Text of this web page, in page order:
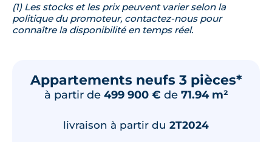
(1) Les stocks et les prix peuvent varier selon la
politique du promoteur, contactez-nous pour
connaître la disponibilité en temps réel.
Appartements neufs 3 pièces*
à partir de 499 900 € de 71.94 m²
livraison à partir du 2T2024